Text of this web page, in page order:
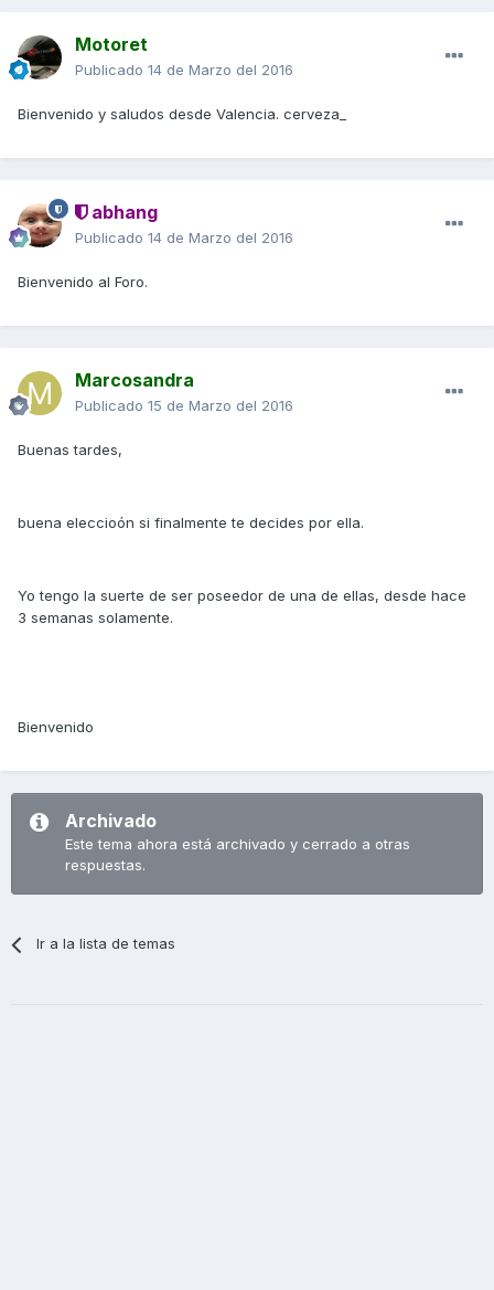
Motoret
Publicado 14 de Marzo del 2016
Bienvenido y saludos desde Valencia. cerveza_
abhang
Publicado 14 de Marzo del 2016
Bienvenido al Foro.
Marcosandra
Publicado 15 de Marzo del 2016
Buenas tardes,
buena eleccioón si finalmente te decides por ella.
Yo tengo la suerte de ser poseedor de una de ellas, desde hace
3 semanas solamente.
Bienvenido
Archivado
Este tema ahora está archivado y cerrado a otras
respuestas.
Ir a la lista de temas